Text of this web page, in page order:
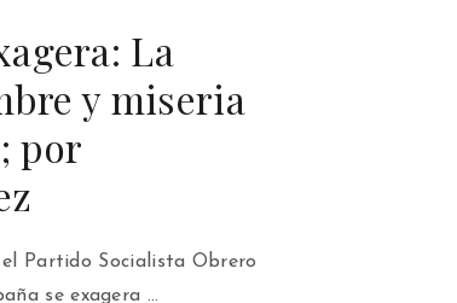
La
y miseria
por
Partido Socialista Obrero
se exagera …